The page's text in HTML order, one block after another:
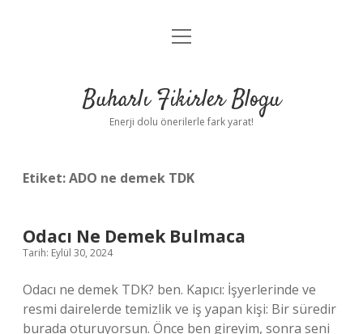
Anasayfa
Yasal Uyarı
menüyü
Buharlı Fikirler Blogu
Enerji dolu önerilerle fark yarat!
Etiket:ADO ne demek TDK
Odacı Ne Demek Bulmaca
Tarih: Eylül 30, 2024
Odacı ne demek TDK? ben. Kapıcı: İşyerlerinde ve
resmi dairelerde temizlik ve iş yapan kişi: Bir süredir
burada oturuyorsun. Önce ben gireyim, sonra seni